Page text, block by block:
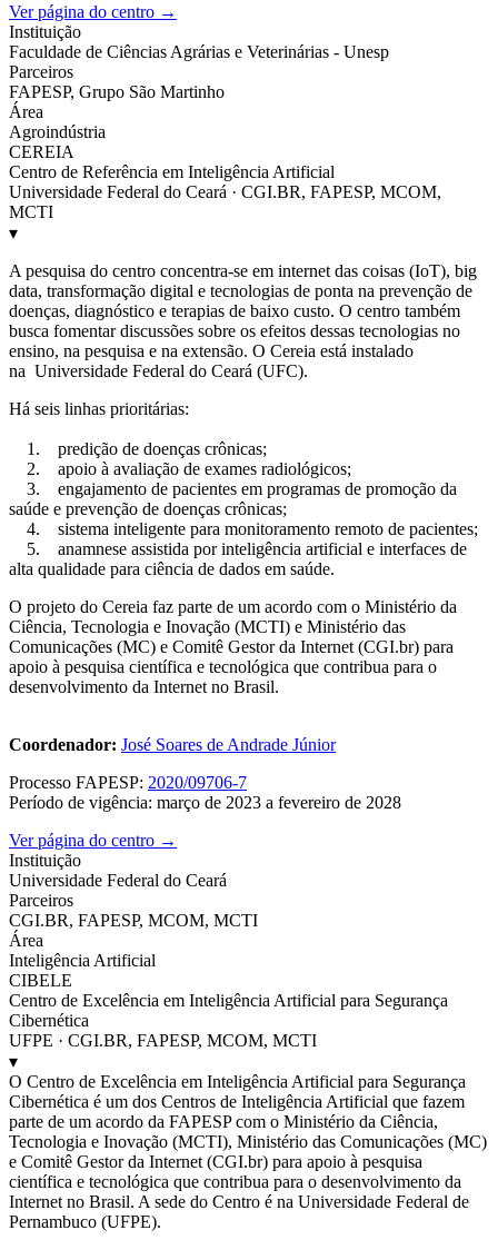
Ver página do centro →
Instituição
Faculdade de Ciências Agrárias e Veterinárias - Unesp
Parceiros
FAPESP, Grupo São Martinho
Área
Agroindústria
CEREIA
Centro de Referência em Inteligência Artificial
Universidade Federal do Ceará · CGI.BR, FAPESP, MCOM,
MCTI
▾
A pesquisa do centro concentra-se em internet das coisas (IoT), big
data, transformação digital e tecnologias de ponta na prevenção de
doenças, diagnóstico e terapias de baixo custo. O centro também
busca fomentar discussões sobre os efeitos dessas tecnologias no
ensino, na pesquisa e na extensão. O Cereia está instalado
na Universidade Federal do Ceará (UFC).
Há seis linhas prioritárias:
1. predição de doenças crônicas;
2. apoio à avaliação de exames radiológicos;
3. engajamento de pacientes em programas de promoção da
saúde e prevenção de doenças crônicas;
4. sistema inteligente para monitoramento remoto de pacientes;
5. anamnese assistida por inteligência artificial e interfaces de
alta qualidade para ciência de dados em saúde.
O projeto do Cereia faz parte de um acordo com o Ministério da
Ciência, Tecnologia e Inovação (MCTI) e Ministério das
Comunicações (MC) e Comitê Gestor da Internet (CGI.br) para
apoio à pesquisa científica e tecnológica que contribua para o
desenvolvimento da Internet no Brasil.
Coordenador: José Soares de Andrade Júnior
Processo FAPESP: 2020/09706-7
Período de vigência: março de 2023 a fevereiro de 2028
Ver página do centro →
Instituição
Universidade Federal do Ceará
Parceiros
CGI.BR, FAPESP, MCOM, MCTI
Área
Inteligência Artificial
CIBELE
Centro de Excelência em Inteligência Artificial para Segurança
Cibernética
UFPE · CGI.BR, FAPESP, MCOM, MCTI
▾
O Centro de Excelência em Inteligência Artificial para Segurança
Cibernética é um dos Centros de Inteligência Artificial que fazem
parte de um acordo da FAPESP com o Ministério da Ciência,
Tecnologia e Inovação (MCTI), Ministério das Comunicações (MC)
e Comitê Gestor da Internet (CGI.br) para apoio à pesquisa
científica e tecnológica que contribua para o desenvolvimento da
Internet no Brasil. A sede do Centro é na Universidade Federal de
Pernambuco (UFPE).